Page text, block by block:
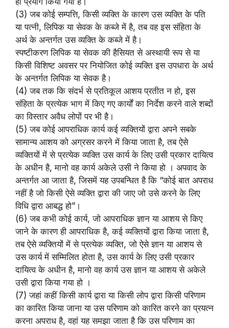
(3) जब कोई सम्पत्ति, किसी व्यक्ति के कारण उस व्यक्ति के पति
या पत्नी, लिपिक या सेवक के कब्जे में है, तब वह इस संहिता के
अर्थ के अन्तर्गत उस व्यक्ति के कब्जे में है।
स्पष्टीकरण लिपिक या सेवक की हैसियत से अस्थायी रूप से या
किसी विशिष्ट अवसर पर नियोजित कोई व्यक्ति इस उपधारा के अर्थ
के अन्तर्गत लिपिक या सेवक है।
(4) जब तक कि संदर्भ से प्रतिकूल आशय प्रतीत न हो, इस
संहिता के प्रत्येक भाग में किए गए कार्यों का निर्देश करने वाले शब्दों
का विस्तार अवैध लोपों पर भी है।
(5) जब कोई आपराधिक कार्य कई व्यक्तियों द्वारा अपने सबके
सामान्य आशय को अग्रसर करने में किया जाता है, तब ऐसे
व्यक्तियों में से प्रत्येक व्यक्ति उस कार्य के लिए उसी प्रकार दायित्व
के अधीन है, मानो वह कार्य अकेले उसी ने किया हो । अपवाद के
अन्तर्गत आ जाता है, जिसमें यह उपबन्धित है कि “कोई बात अपराध
नहीं है जो किसी ऐसे व्यक्ति द्वारा की जाए जो उसे करने के लिए
विधि द्वारा आबद्ध हो”।
(6) जब कभी कोई कार्य, जो आपराधिक ज्ञान या आशय से किए
जाने के कारण ही आपराधिक है, कई व्यक्तियों द्वारा किया जाता है,
तब ऐसे व्यक्तियों में से प्रत्येक व्यक्ति, जो ऐसे ज्ञान या आशय से
उस कार्य में सम्मिलित होता है, उस कार्य के लिए उसी प्रकार
दायित्व के अधीन है, मानो वह कार्य उस ज्ञान या आशय से अकेले
उसी द्वारा किया गया हो ।
(7) जहां कहीं किसी कार्य द्वारा या किसी लोप द्वारा किसी परिणाम
का कारित किया जाना या उस परिणाम को कारित करने का प्रयत्न
करना अपराध है, वहां यह समझा जाता है कि उस परिणाम का